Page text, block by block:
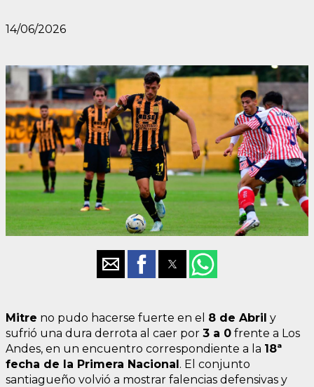
14/06/2026
Mitre no pudo hacerse fuerte en el 8 de Abril y
sufrió una dura derrota al caer por 3 a 0 frente a Los
Andes, en un encuentro correspondiente a la 18ª
fecha de la Primera Nacional. El conjunto
santiagueño volvió a mostrar falencias defensivas y